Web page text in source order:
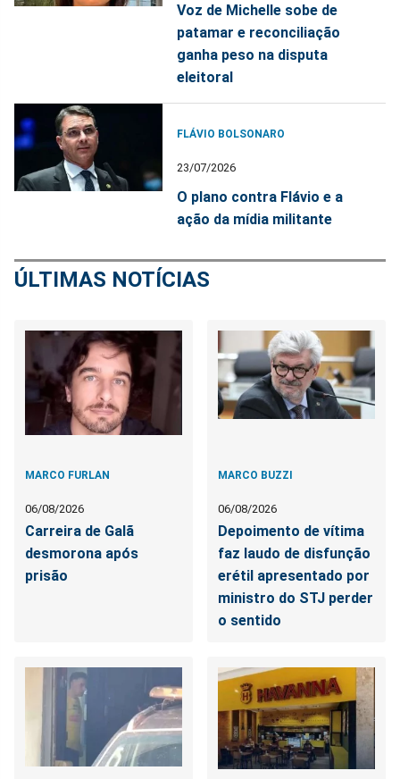
Voz de Michelle sobe de
patamar e reconciliação
ganha peso na disputa
eleitoral
FLÁVIO BOLSONARO
23/07/2026
O plano contra Flávio e a
ação da mídia militante
ÚLTIMAS NOTÍCIAS
MARCO FURLAN
06/08/2026
Carreira de Galã
desmorona após
prisão
MARCO BUZZI
06/08/2026
Depoimento de vítima
faz laudo de disfunção
erétil apresentado por
ministro do STJ perder
o sentido